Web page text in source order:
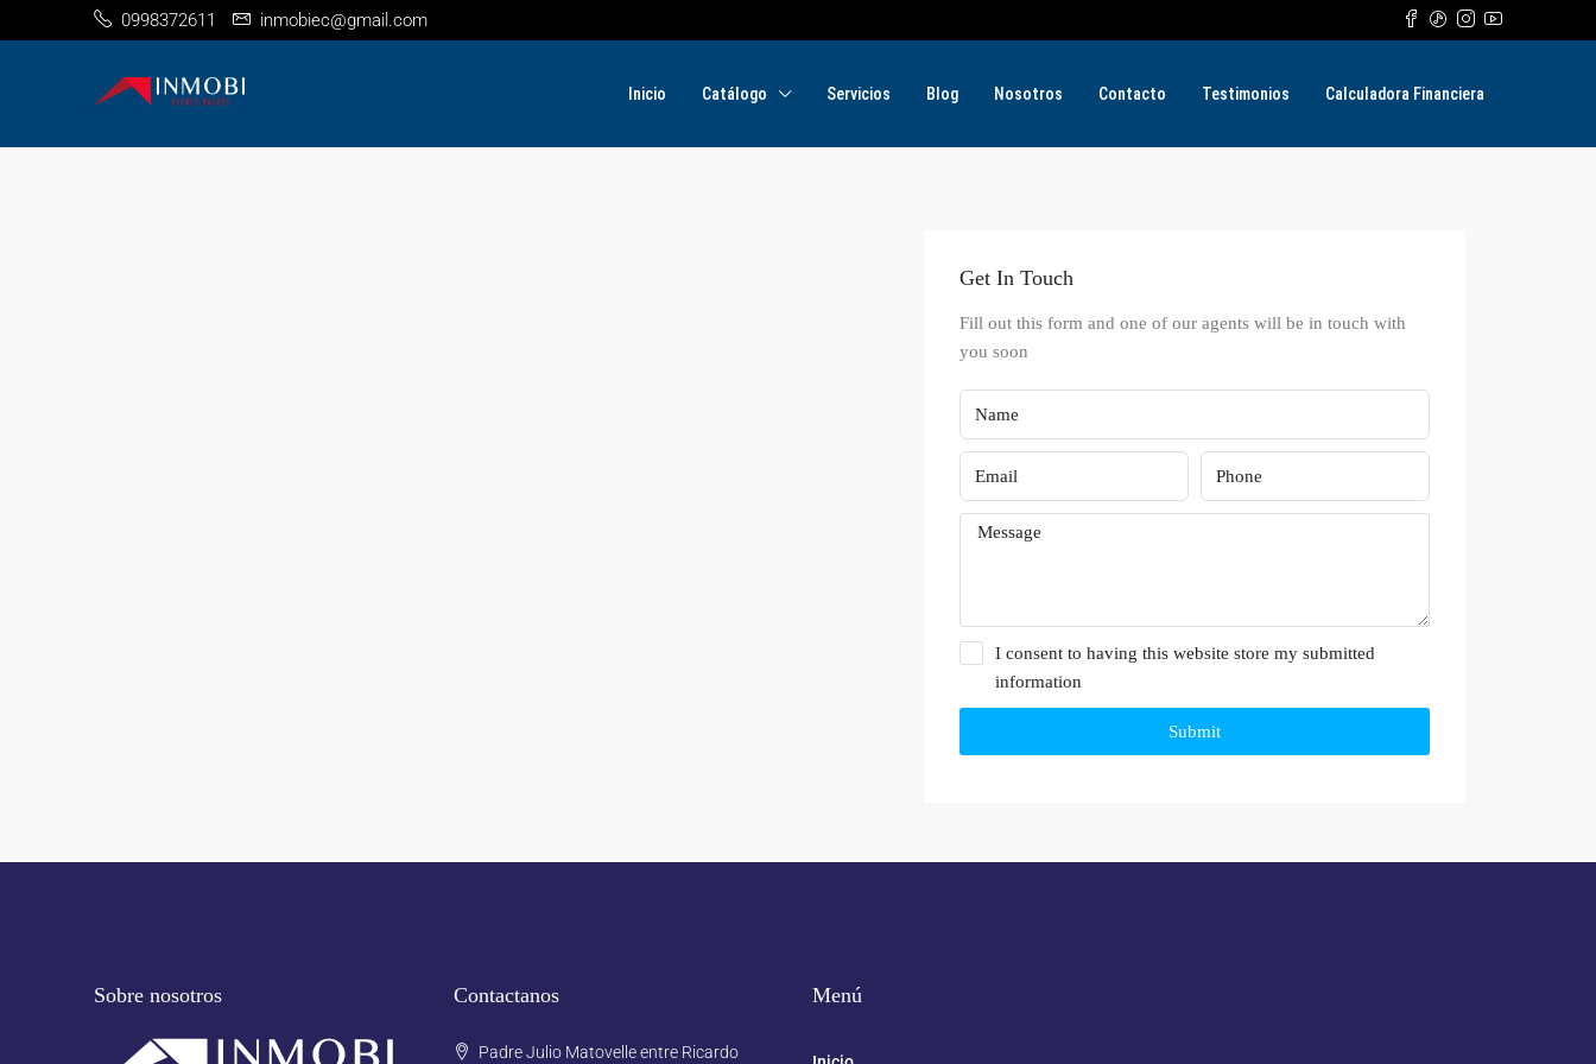
0998372611 inmobiec@gmail.com
Inicio Catálogo Servicios Blog Nosotros Contacto Testimonios Calculadora Financiera
Get In Touch
Fill out this form and one of our agents will be in touch with
you soon
I consent to having this website store my submitted
information
Submit
Sobre nosotros Contactanos
Padre Julio Matovelle entre Ricardo
Menú